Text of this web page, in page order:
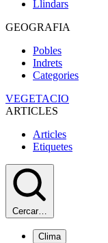
Llindars
GEOGRAFIA
Pobles
Indrets
Categories
VEGETACIO
ARTICLES
Articles
Etiquetes
Cercar…
Clima